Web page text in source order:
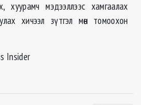
хуурамч мэдээллээс хамгаалах
хичээл зүтгэл мөн томоохон
Insider